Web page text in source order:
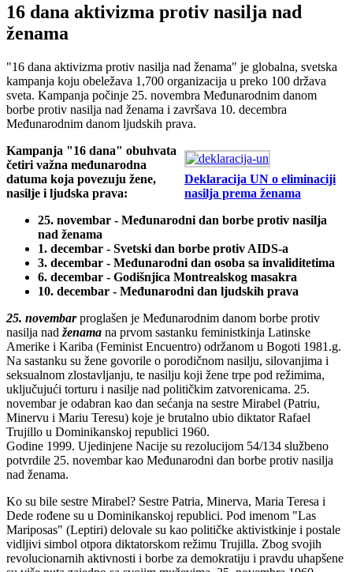
16 dana aktivizma protiv nasilja nad
ženama
"16 dana aktivizma protiv nasilja nad ženama" je globalna, svetska
kampanja koju obeležava 1,700 organizacija u preko 100 država
sveta. Kampanja počinje 25. novembra Međunarodnim danom
borbe protiv nasilja nad ženama i završava 10. decembra
Međunarodnim danom ljudskih prava.
Deklaracija UN o eliminaciji
nasilja prema ženama
Kampanja "16 dana" obuhvata
četiri važna međunarodna
datuma koja povezuju žene,
nasilje i ljudska prava:
25. novembar - Međunarodni dan borbe protiv nasilja
nad ženama
1. decembar - Svetski dan borbe protiv AIDS-a
3. decembar - Međunarodni dan osoba sa invaliditetima
6. decembar - Godišnjica Montrealskog masakra
10. decembar - Međunarodni dan ljudskih prava
25. novembarproglašen je Međunarodnim danom borbe protiv
nasilja nad ženama na prvom sastanku feministkinja Latinske
Amerike i Kariba (Feminist Encuentro) održanom u Bogoti 1981.g.
Na sastanku su žene govorile o porodičnom nasilju, silovanjima i
seksualnom zlostavljanju, te nasilju koji žene trpe pod režimima,
uključujući torturu i nasilje nad političkim zatvorenicama. 25.
novembar je odabran kao dan sećanja na sestre Mirabel (Patriu,
Minervu i Mariu Teresu) koje je brutalno ubio diktator Rafael
Trujillo u Dominikanskoj republici 1960.
Godine 1999. Ujedinjene Nacije su rezolucijom 54/134 službeno
potvrdile 25. novembar kao Međunarodni dan borbe protiv nasilja
nad ženama.
Ko su bile sestre Mirabel? Sestre Patria, Minerva, Maria Teresa i
Dede rođene su u Dominikanskoj republici. Pod imenom "Las
Mariposas" (Leptiri) delovale su kao političke aktivistkinje i postale
vidljivi simbol otpora diktatorskom režimu Trujilla. Zbog svojih
revolucionarnih aktivnosti i borbe za demokratiju i pravdu uhapšene